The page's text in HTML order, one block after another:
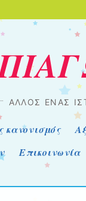
ΆΛΛΟΣ ΈΝΑΣ
κανονισμός
Επικοινωνία